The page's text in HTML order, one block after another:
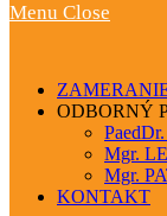
Menu Close
ODBORNÝ
Mgr.
Mgr.
KONTAKT